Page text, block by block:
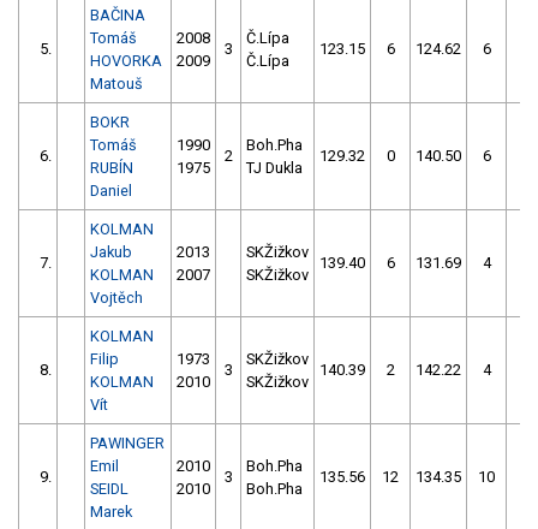
5.
BAČINA
Tomáš
HOVORKA
Matouš
2008
2009
3
Č.Lípa
Č.Lípa
123.15 6 124.62 6
6.
BOKR
Tomáš
RUBÍN
Daniel
1990
1975
2
Boh.Pha
TJ Dukla
129.32 0 140.50 6
7.
KOLMAN
Jakub
KOLMAN
Vojtěch
2013
2007
SKŽižkov
SKŽižkov
139.40 6 131.69 4
8.
KOLMAN
Filip
KOLMAN
Vít
1973
2010
3
SKŽižkov
SKŽižkov
140.39 2 142.22 4
9.
PAWINGER
Emil
SEIDL
Marek
2010
2010
3
Boh.Pha
Boh.Pha
135.56 12 134.35 10